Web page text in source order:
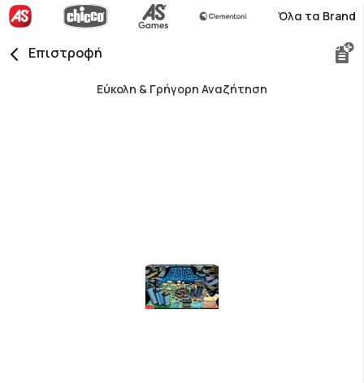
Όλα τα Brand
Επιστροφή
Εύκολη & Γρήγορη Αναζήτηση